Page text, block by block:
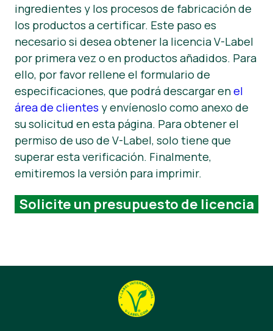
ingredientes y los procesos de fabricación de
los productos a certificar. Este paso es
necesario si desea obtener la licencia V-Label
por primera vez o en productos añadidos. Para
ello, por favor rellene el formulario de
especificaciones, que podrá descargar enel
área de clientes y envíenoslo como anexo de
su solicitud en esta página. Para obtener el
permiso de uso de V-Label, solo tiene que
superar esta verificación. Finalmente,
emitiremos la versión para imprimir.
Solicite un presupuesto de licencia